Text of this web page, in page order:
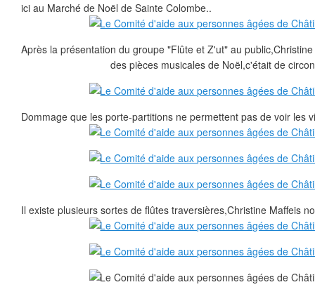
ici au Marché de Noël de Sainte Colombe..
Après la présentation du groupe "Flûte et Z'ut" au
des pièces musicales de Noël,c'était de
Dommage que les porte-partitions ne permettent pas de voir les
Il existe plusieurs sortes de flûtes traversières,Christine Maffeis